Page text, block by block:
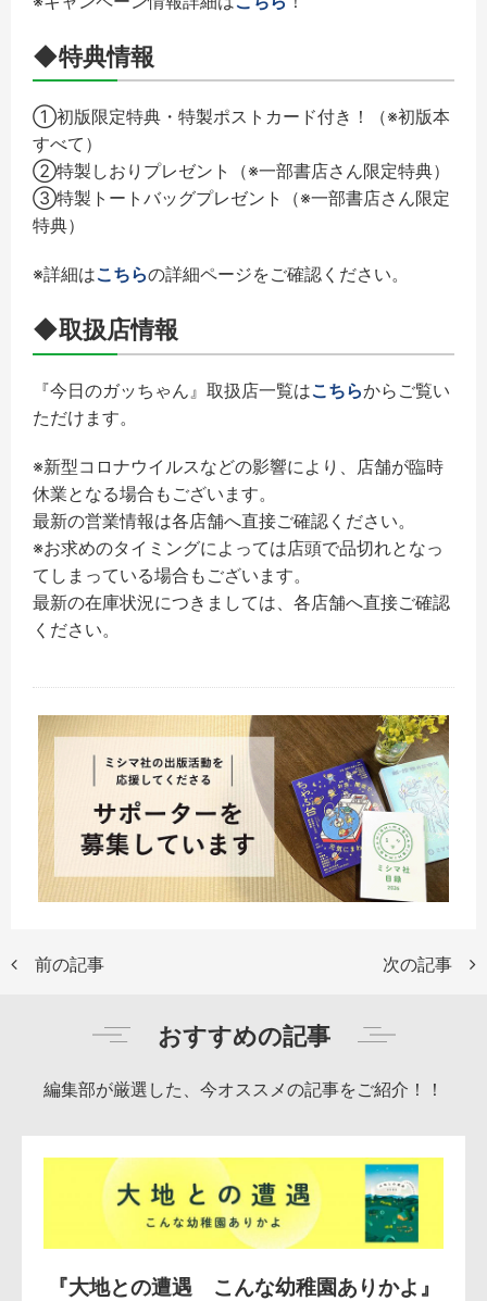
◆特典情報
①初版限定特典・特製ポストカード付き！（※初版本
すべて）
②特製しおりプレゼント（※一部書店さん限定特典）
③特製トートバッグプレゼント（※一部書店さん限定
特典）
※詳細はこちらの詳細ページをご確認ください。
◆取扱店情報
『今日のガッちゃん』取扱店一覧はこちらからご覧い
ただけます。
※新型コロナウイルスなどの影響により、店舗が臨時
休業となる場合もございます。
最新の営業情報は各店舗へ直接ご確認ください。
※お求めのタイミングによっては店頭で品切れとなっ
てしまっている場合もございます。
最新の在庫状況につきましては、各店舗へ直接ご確認
ください。
前の記事 次の記事
おすすめの記事
編集部が厳選した、今オススメの記事をご紹介！！
『大地との遭遇 こんな幼稚園ありかよ』